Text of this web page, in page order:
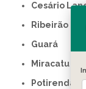
Cesário
Ribeirão
Guará
Miracatu
Potirendaba